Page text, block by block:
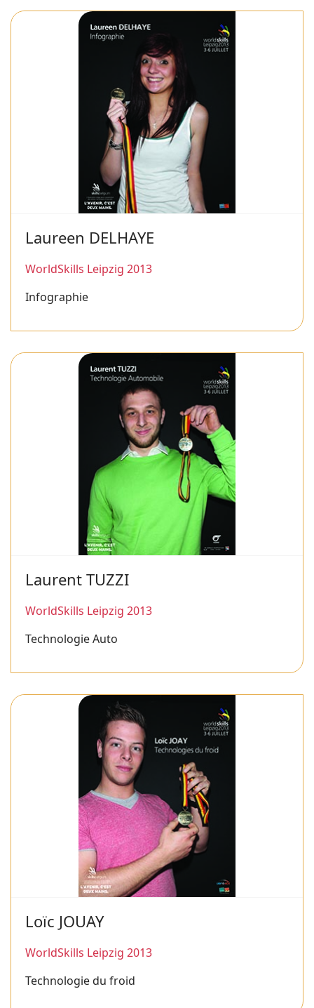
Laureen DELHAYE
WorldSkills Leipzig 2013
Infographie
Laurent TUZZI
WorldSkills Leipzig 2013
Technologie Auto
Loïc JOUAY
WorldSkills Leipzig 2013
Technologie du froid